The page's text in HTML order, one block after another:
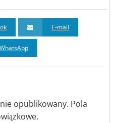
E-mail
WhatsApp
opublikowany. Pola